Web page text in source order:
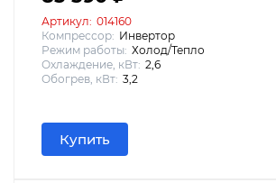
Артикул: 014160
Компрессор: Инвертор
Режим работы: Холод/Тепло
Охлаждение, кВт: 2,6
Обогрев, кВт: 3,2
Купить